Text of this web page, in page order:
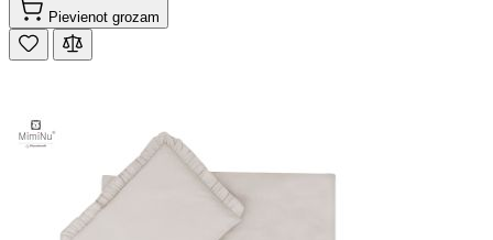
Pievienot grozam